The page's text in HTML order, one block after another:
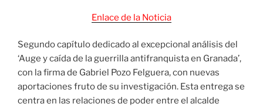
Enlace de la Noticia
Segundo capítulo dedicado al excepcional análisis del
‘Auge y caída de la guerrilla antifranquista en Granada’,
con la firma de Gabriel Pozo Felguera, con nuevas
aportaciones fruto de su investigación. Esta entrega se
centra en las relaciones de poder entre el alcalde